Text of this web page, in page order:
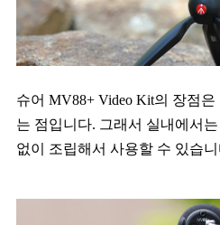
슈어 MV88+ Video Kit의 장점
는 점입니다. 그래서 실내에서
없이 조립해서 사용할 수 있습니